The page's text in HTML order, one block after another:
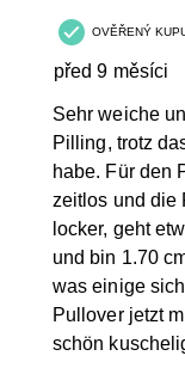
OVĚŘENÝ
před 9 měsíci
Sehr weiche
Pilling, trotz
habe. Für den
zeitlos und die
locker, geht
und bin 1.70
was einige
Pullover jetzt
schön